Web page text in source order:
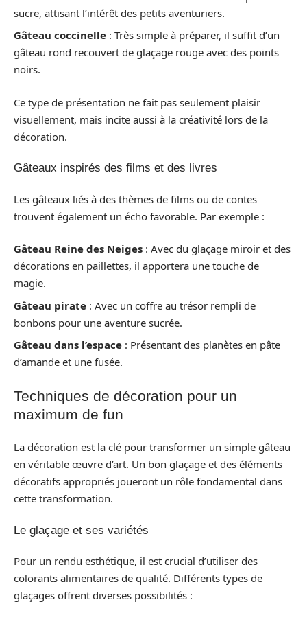
sucre, attisant l’intérêt des petits aventuriers.
Gâteau coccinelle : Très simple à préparer, il suffit d’un
gâteau rond recouvert de glaçage rouge avec des points
noirs.
Ce type de présentation ne fait pas seulement plaisir
visuellement, mais incite aussi à la créativité lors de la
décoration.
Gâteaux inspirés des films et des livres
Les gâteaux liés à des thèmes de films ou de contes
trouvent également un écho favorable. Par exemple :
Gâteau Reine des Neiges : Avec du glaçage miroir et des
décorations en paillettes, il apportera une touche de
magie.
Gâteau pirate : Avec un coffre au trésor rempli de
bonbons pour une aventure sucrée.
Gâteau dans l’espace : Présentant des planètes en pâte
d’amande et une fusée.
Techniques de décoration pour un
maximum de fun
La décoration est la clé pour transformer un simple gâteau
en véritable œuvre d’art. Un bon glaçage et des éléments
décoratifs appropriés joueront un rôle fondamental dans
cette transformation.
Le glaçage et ses variétés
Pour un rendu esthétique, il est crucial d’utiliser des
colorants alimentaires de qualité. Différents types de
glaçages offrent diverses possibilités :